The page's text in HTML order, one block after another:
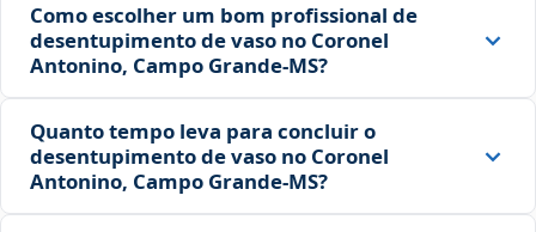
Como escolher um bom profissional de
desentupimento de vaso no Coronel
Antonino, Campo Grande‑MS?
Quanto tempo leva para concluir o
desentupimento de vaso no Coronel
Antonino, Campo Grande‑MS?